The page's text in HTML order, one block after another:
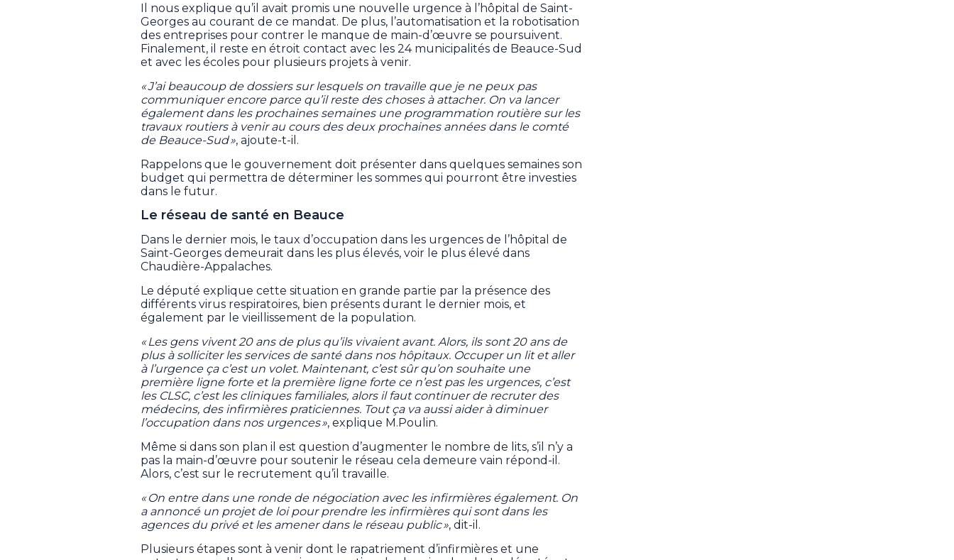
Il nous explique qu’il avait promis une nouvelle urgence à l’hôpital de Saint-
Georges au courant de ce mandat. De plus, l’automatisation et la robotisation
des entreprises pour contrer le manque de main-d’œuvre se poursuivent.
Finalement, il reste en étroit contact avec les 24 municipalités de Beauce-Sud
et avec les écoles pour plusieurs projets à venir.
« J’ai beaucoup de dossiers sur lesquels on travaille que je ne peux pas
communiquer encore parce qu’il reste des choses à attacher. On va lancer
également dans les prochaines semaines une programmation routière sur les
travaux routiers à venir au cours des deux prochaines années dans le comté
de Beauce-Sud », ajoute-t-il.
Rappelons que le gouvernement doit présenter dans quelques semaines son
budget qui permettra de déterminer les sommes qui pourront être investies
dans le futur.
Le réseau de santé en Beauce
Dans le dernier mois, le taux d’occupation dans les urgences de l’hôpital de
Saint-Georges demeurait dans les plus élevés, voir le plus élevé dans
Chaudière-Appalaches.
Le député explique cette situation en grande partie par la présence des
différents virus respiratoires, bien présents durant le dernier mois, et
également par le vieillissement de la population.
« Les gens vivent 20 ans de plus qu’ils vivaient avant. Alors, ils sont 20 ans de
plus à solliciter les services de santé dans nos hôpitaux. Occuper un lit et aller
à l’urgence ça c’est un volet. Maintenant, c’est sûr qu’on souhaite une
première ligne forte et la première ligne forte ce n’est pas les urgences, c’est
les CLSC, c’est les cliniques familiales, alors il faut continuer de recruter des
médecins, des infirmières praticiennes. Tout ça va aussi aider à diminuer
l’occupation dans nos urgences », explique M.Poulin.
Même si dans son plan il est question d’augmenter le nombre de lits, s’il n’y a
pas la main-d’œuvre pour soutenir le réseau cela demeure vain répond-il.
Alors, c’est sur le recrutement qu’il travaille.
« On entre dans une ronde de négociation avec les infirmières également. On
a annoncé un projet de loi pour prendre les infirmières qui sont dans les
agences du privé et les amener dans le réseau public », dit-il.
Plusieurs étapes sont à venir dont le rapatriement d’infirmières et une